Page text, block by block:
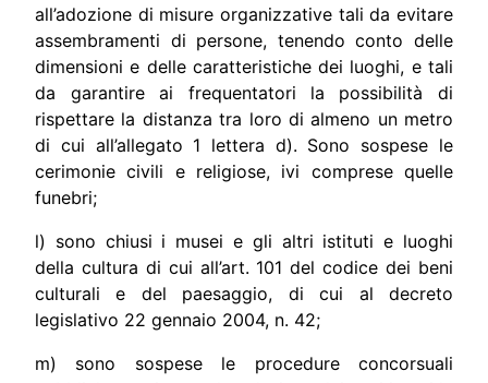
all’adozione di misure organizzative tali da evitare
assembramenti di persone, tenendo conto delle
dimensioni e delle caratteristiche dei luoghi, e tali
da garantire ai frequentatori la possibilità di
rispettare la distanza tra loro di almeno un metro
di cui all’allegato 1 lettera d). Sono sospese le
cerimonie civili e religiose, ivi comprese quelle
funebri;
l) sono chiusi i musei e gli altri istituti e luoghi
della cultura di cui all’art. 101 del codice dei beni
culturali e del paesaggio, di cui al decreto
legislativo 22 gennaio 2004, n. 42;
m) sono sospese le procedure concorsuali